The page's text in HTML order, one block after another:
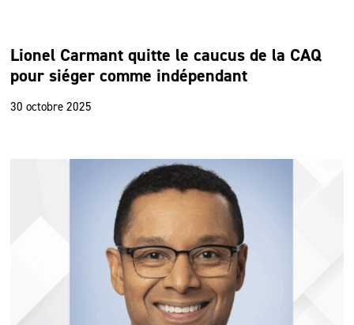
Lionel Carmant quitte le caucus de la CAQ
pour siéger comme indépendant
30 octobre 2025